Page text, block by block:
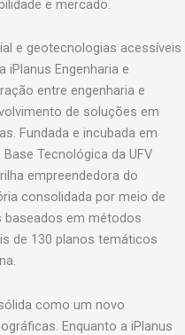
e mercado.
e geotecnologias acessíveis
iPlanus Engenharia e
entre engenharia e
de soluções em
Fundada e incubada em
Tecnológica da UFV
empreendedora do
consolidada por meio de
em métodos
de 130 planos temáticos
como um novo
Enquanto a iPlanus